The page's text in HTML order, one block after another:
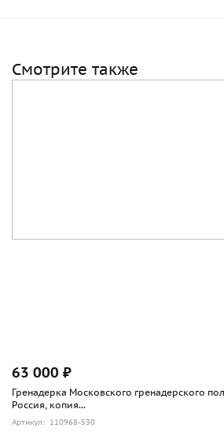
Смотрите также
63 000 ₽
Гренадерка Московского гренадерского
Россия, копия...
Артикул: 110968-530